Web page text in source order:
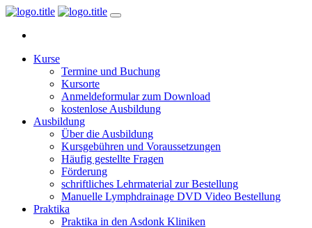
Kurse
Termine und Buchung
Kursorte
Anmeldeformular zum Download
kostenlose Ausbildung
Ausbildung
Über die Ausbildung
Kursgebühren und Voraussetzungen
Häufig gestellte Fragen
Förderung
schriftliches Lehrmaterial zur Bestellung
Manuelle Lymphdrainage DVD Video Bestellung
Praktika
Praktika in den Asdonk Kliniken